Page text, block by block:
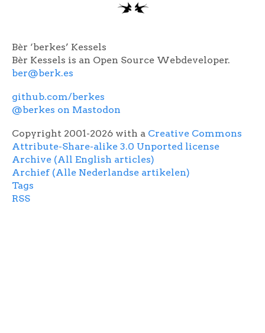
Bèr ‘berkes’ Kessels
Bèr Kessels is an Open Source Webdeveloper.
ber@berk.es
github.com/berkes
@berkes on Mastodon
Copyright 2001-2026 with a Creative Commons
Attribute-Share-alike 3.0 Unported license
Archive (All English articles)
Archief (Alle Nederlandse artikelen)
Tags
RSS